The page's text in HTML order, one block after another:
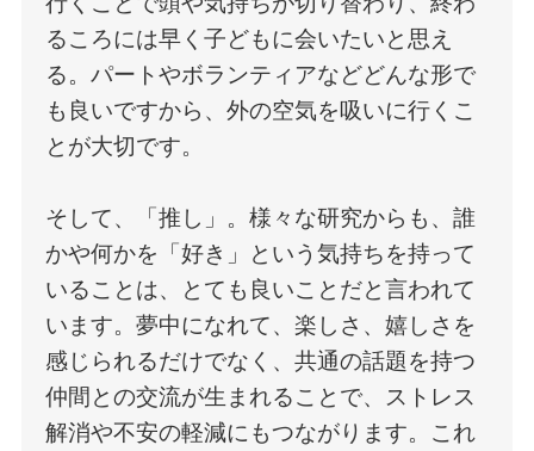
るころには早く子どもに会いたいと思え
る。パートやボランティアなどどんな形で
も良いですから、外の空気を吸いに行くこ
とが大切です。
そして、「推し」。様々な研究からも、誰
かや何かを「好き」という気持ちを持って
いることは、とても良いことだと言われて
います。夢中になれて、楽しさ、嬉しさを
感じられるだけでなく、共通の話題を持つ
仲間との交流が生まれることで、ストレス
解消や不安の軽減にもつながります。これ